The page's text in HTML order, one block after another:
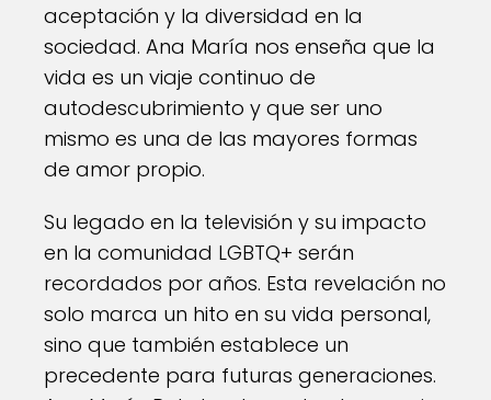
aceptación y la diversidad en la
sociedad. Ana María nos enseña que la
vida es un viaje continuo de
autodescubrimiento y que ser uno
mismo es una de las mayores formas
de amor propio.
Su legado en la televisión y su impacto
en la comunidad LGBTQ+ serán
recordados por años. Esta revelación no
solo marca un hito en su vida personal,
sino que también establece un
precedente para futuras generaciones.